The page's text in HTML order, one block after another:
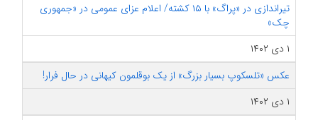
تیراندازی در «پراگ» با ۱۵ کشته/ اعلام عزای عمومی در «جمهوری
چک»
۱ دی ۱۴۰۲
عکس «تلسکوپ بسیار بزرگ» از یک بوقلمون کیهانی در حال فرار!
۱ دی ۱۴۰۲